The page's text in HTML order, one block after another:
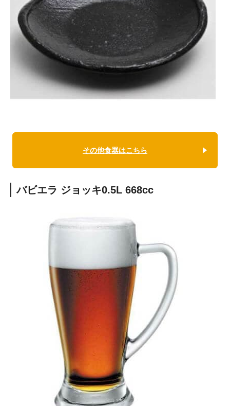
その他食器はこちら
バビエラ ジョッキ0.5L 668cc